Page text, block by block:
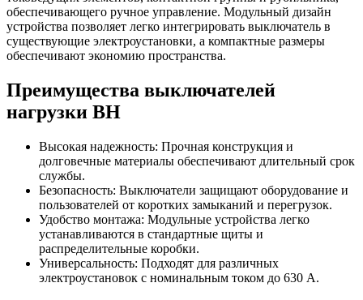
обеспечивающего ручное управление. Модульный дизайн
устройства позволяет легко интегрировать выключатель в
существующие электроустановки, а компактные размеры
обеспечивают экономию пространства.
Преимущества выключателей
нагрузки ВН
Высокая надежность: Прочная конструкция и
долговечные материалы обеспечивают длительный срок
службы.
Безопасность: Выключатели защищают оборудование и
пользователей от коротких замыканий и перегрузок.
Удобство монтажа: Модульные устройства легко
устанавливаются в стандартные щиты и
распределительные коробки.
Универсальность: Подходят для различных
электроустановок с номинальным током до 630 А.